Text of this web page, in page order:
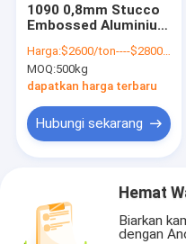
1090 0,8mm Stucco
Embossed Aluminium
Pencahayaan
Harga:$2600/ton----$2800/ton
MOQ:500kg
dapatkan harga terbaru
Hubungi sekarang
Hemat
Biarkan
dengan